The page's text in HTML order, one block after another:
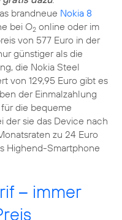
brandneue Nokia 8
bei O2 online oder im
von 577 Euro in der
günstiger als die
die Nokia Steel
von 129,95 Euro gibt es
der Einmalzahlung
die bequeme
der sie das Device nach
zu 24 Euro
Highend-Smartphone
– immer